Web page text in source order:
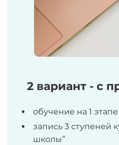
2 вариант - с
обучение на 1
запись 3 ступеней
школы”